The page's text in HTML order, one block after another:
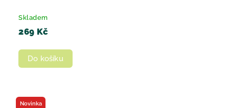
Skladem
269 Kč
Do košíku
Novinka